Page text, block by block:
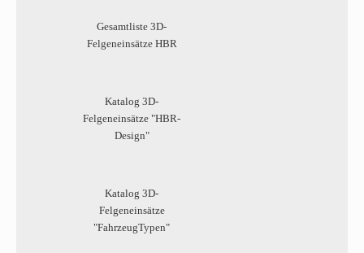
Gesamtliste 3D-
Felgeneinsätze HBR
Katalog 3D-
Felgeneinsätze "HBR-
Design"
Katalog 3D-
Felgeneinsätze
"FahrzeugTypen"